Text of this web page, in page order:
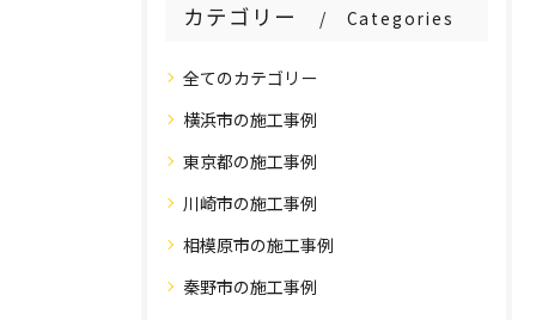
カテゴリー Categories
全てのカテゴリー
横浜市の施工事例
東京都の施工事例
川崎市の施工事例
相模原市の施工事例
秦野市の施工事例